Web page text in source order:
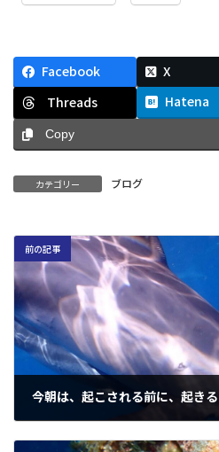
Facebook X
Threads
Hatena
Copy
カテゴリー ブログ
前の記事
2025年2月15日